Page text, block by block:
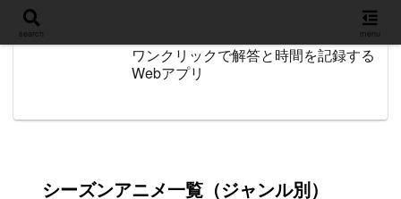
設定
ワンクリックで解答と時間を記録する
Webアプリ
シーズンアニメ一覧（ジャンル別）
search menu